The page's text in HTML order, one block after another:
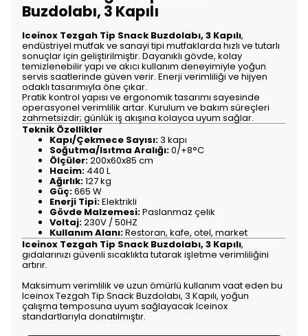
Buzdolabı, 3 Kapılı
Iceinox Tezgah Tip Snack Buzdolabı, 3 Kapılı,
endüstriyel mutfak ve sanayi tipi mutfaklarda hızlı ve tutarlı
sonuçlar için geliştirilmiştir. Dayanıklı gövde, kolay
temizlenebilir yapı ve akıcı kullanım deneyimiyle yoğun
servis saatlerinde güven verir. Enerji verimliliği ve hijyen
odaklı tasarımıyla öne çıkar.
Pratik kontrol yapısı ve ergonomik tasarımı sayesinde
operasyonel verimlilik artar. Kurulum ve bakım süreçleri
zahmetsizdir; günlük iş akışına kolayca uyum sağlar.
Teknik Özellikler
Kapı/Çekmece Sayısı:3 kapı
Soğutma/Isıtma Aralığı:0/+8°C
Ölçüler:200x60x85 cm
Hacim: 440 L
Ağırlık:127 kg
Güç:665 W
Enerji Tipi:Elektrikli
Gövde Malzemesi:Paslanmaz çelik
Voltaj:230V / 50HZ
Kullanım Alanı:Restoran, kafe, otel, market
Iceinox Tezgah Tip Snack Buzdolabı, 3 Kapılı,
gıdalarınızı güvenli sıcaklıkta tutarak işletme verimliliğini
artırır.
Maksimum verimlilik ve uzun ömürlü kullanım vaat eden bu
Iceinox Tezgah Tip Snack Buzdolabı, 3 Kapılı, yoğun
çalışma temposuna uyum sağlayacak Iceinox
standartlarıyla donatılmıştır.